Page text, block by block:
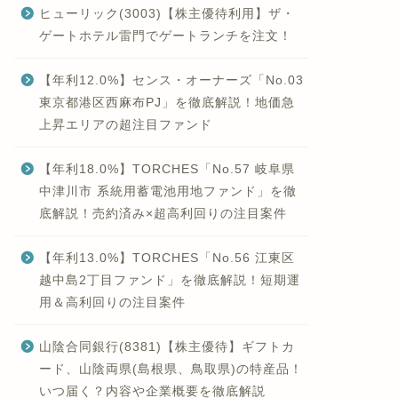
ヒューリック(3003)【株主優待利用】ザ・
ゲートホテル雷門でゲートランチを注文！
【年利12.0%】センス・オーナーズ「No.03
東京都港区西麻布PJ」を徹底解説！地価急
上昇エリアの超注目ファンド
【年利18.0%】TORCHES「No.57 岐阜県
中津川市 系統用蓄電池用地ファンド」を徹
底解説！売約済み×超高利回りの注目案件
【年利13.0%】TORCHES「No.56 江東区
越中島2丁目ファンド」を徹底解説！短期運
用＆高利回りの注目案件
山陰合同銀行(8381)【株主優待】ギフトカ
ード、山陰両県(島根県、鳥取県)の特産品！
いつ届く？内容や企業概要を徹底解説